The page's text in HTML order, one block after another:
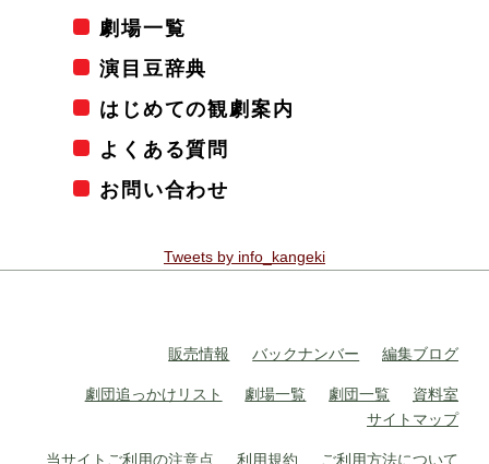
劇場一覧
演目豆辞典
はじめての観劇案内
よくある質問
お問い合わせ
Tweets by info_kangeki
販売情報 バックナンバー 編集ブログ
劇団追っかけリスト 劇場一覧 劇団一覧
資料室
サイトマップ
当サイトご利用の注意点 利用規約 ご利用方法について